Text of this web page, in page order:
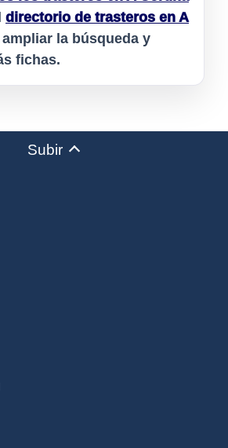
directorio de trasteros en A
la búsqueda y
fichas.
Subir